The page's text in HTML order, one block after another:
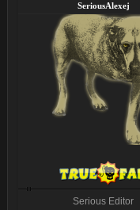
SeriousAlexej
Serious Editor